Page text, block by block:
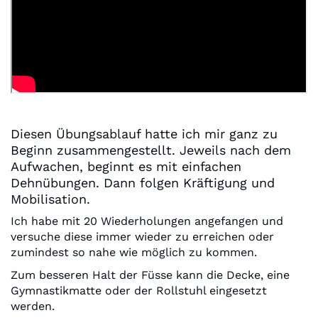
Diesen Übungsablauf hatte ich mir ganz zu
Beginn zusammengestellt. Jeweils nach dem
Aufwachen, beginnt es mit einfachen
Dehnübungen. Dann folgen Kräftigung und
Mobilisation.
Ich habe mit 20 Wiederholungen angefangen und
versuche diese immer wieder zu erreichen oder
zumindest so nahe wie möglich zu kommen.
Zum besseren Halt der Füsse kann die Decke, eine
Gymnastikmatte oder der Rollstuhl eingesetzt
werden.